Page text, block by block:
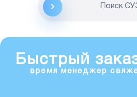
Поиск
Быстрый
время менеджер